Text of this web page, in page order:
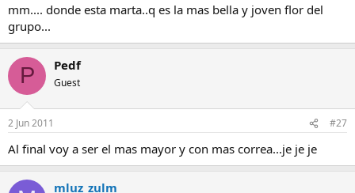
mm.... donde esta marta..q es la mas bella y joven flor del
grupo...
P Pedf
Guest
2 Jun 2011 #27
Al final voy a ser el mas mayor y con mas correa...je je je
mluz_zulm